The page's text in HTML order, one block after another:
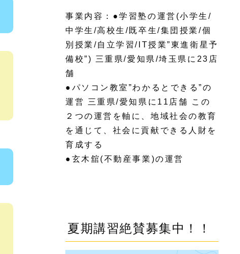
事業内容：●学習塾の運営(小学生/
中学生/高校生/既卒生/集団授業/個
別授業/自立学習/IT授業”東進衛星予
備校”) 三重県/愛知県/埼玉県に23店
舗
●パソコン教室”わかるとできる”の
運営 三重県/愛知県に11店舗 この
２つの運営を軸に、地域社会の教育
を通じて、社会に貢献できる人財を
育成する
●玄木舘(不動産事業)の運営
夏期講習絶賛募集中！！